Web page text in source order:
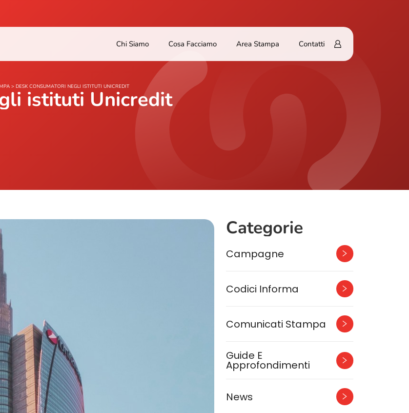
Chi Siamo Cosa Facciamo Area Stampa Contatti
> DESK CONSUMATORI NEGLI ISTITUTI UNICREDIT
istituti Unicredit
Categorie
Campagne
Codici Informa
Comunicati Stampa
Guide E
Approfondimenti
News